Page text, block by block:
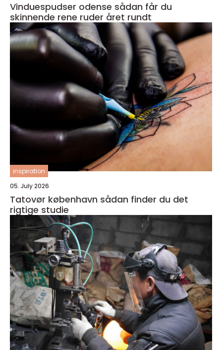
Vinduespudser odense sådan får du
skinnende rene ruder året rundt
inspiration
05. July 2026
Tatovør københavn sådan finder du det
rigtige studie